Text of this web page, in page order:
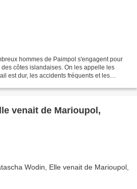
hommes de Paimpol s'engagent pour
côtes islandaises. On les appelle les
est dur, les accidents fréquents et les
venait de Marioupol,